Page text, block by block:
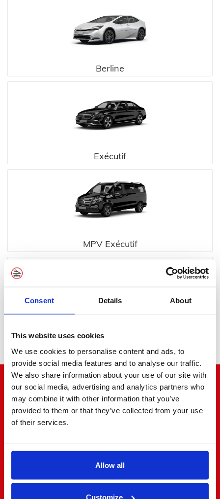
Consent Details About
This website uses cookies
We use cookies to personalise content and ads, to
provide social media features and to analyse our traffic.
We also share information about your use of our site with
our social media, advertising and analytics partners who
may combine it with other information that you’ve
provided to them or that they’ve collected from your use
of their services.
Allow all
Customize
Berline
Exécutif
MPV Exécutif
Minibus
"Le bruit court au coin de la rue"